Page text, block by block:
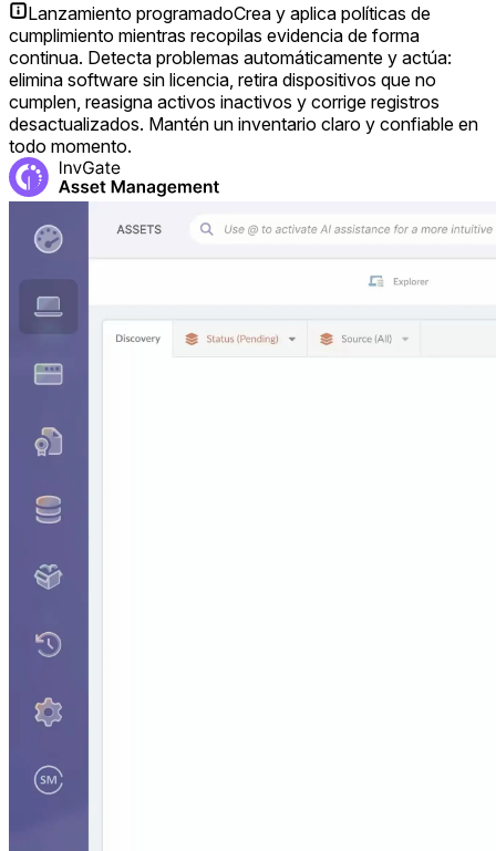
Lanzamiento programadoCrea y aplica políticas de
cumplimiento mientras recopilas evidencia de forma
continua. Detecta problemas automáticamente y actúa:
elimina software sin licencia, retira dispositivos que no
cumplen, reasigna activos inactivos y corrige registros
desactualizados. Mantén un inventario claro y confiable en
todo momento.